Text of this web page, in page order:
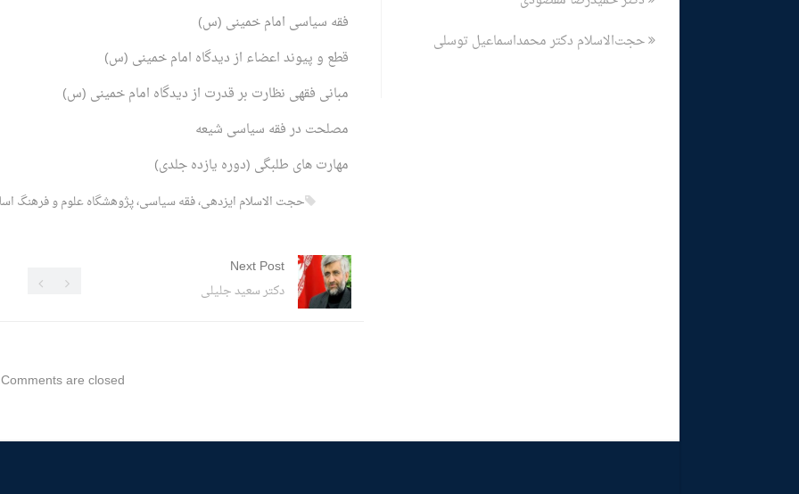
فقه سیاسی امام خمینی (س)
قطع و پیوند اعضاء از دیدگاه امام خمینی (س)
مبانی فقهی نظارت بر قدرت از دیدگاه امام خمینی (س)
مصلحت در فقه سیاسی شیعه
مهارت های طلبگی (دوره یازده جلدی)
حجت الاسلام ایزدهی، فقه سیاسی، پژوهشگاه علوم و فرهنگ
Next Post
دکتر سعید جلیلی
Comments are closed.
حجت‌الاسلام دکتر محمداسماعیل توسلی